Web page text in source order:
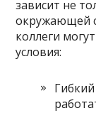
зависит не
окружающей
коллеги
условия: